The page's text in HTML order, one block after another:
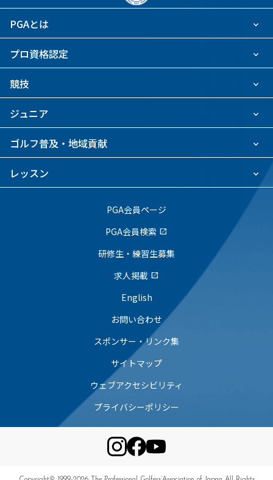
PGAとは
プロ資格認定
競技
ジュニア
ゴルフ普及・地域貢献
レッスン
PGA会員ページ
PGA会員検索 open_in_new
研修生・練習生募集
求人掲載 open_in_new
English
お問い合わせ
スポンサー・リンク集
サイトマップ
ウェブアクセシビリティ
プライバシーポリシー